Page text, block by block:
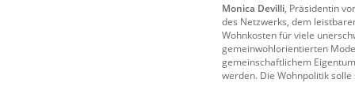
Monica Devilli, Präsidentin
des Netzwerks, dem
Wohnkosten für viele
gemeinwohlorientierten
gemeinschaftlichem
werden. Die Wohnpolitik